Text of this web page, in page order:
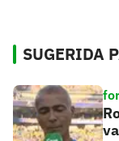
SUGERIDA